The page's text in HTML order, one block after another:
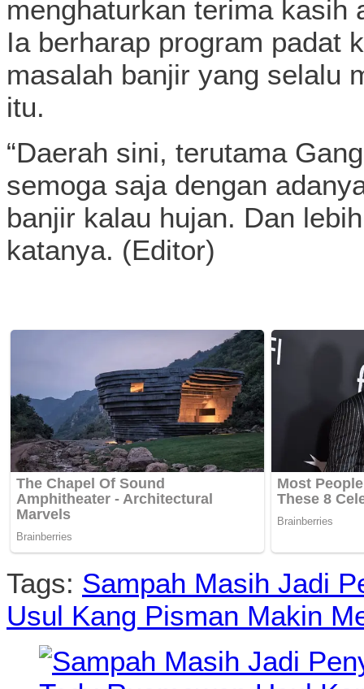
menghaturkan terima kasih
Ia berharap program padat
masalah banjir yang selalu
itu.
“Daerah sini, terutama
semoga saja dengan
banjir kalau hujan. Dan
katanya. (Editor)
Tags: Sampah Masih Jadi
Usul Kang Pisman Makin